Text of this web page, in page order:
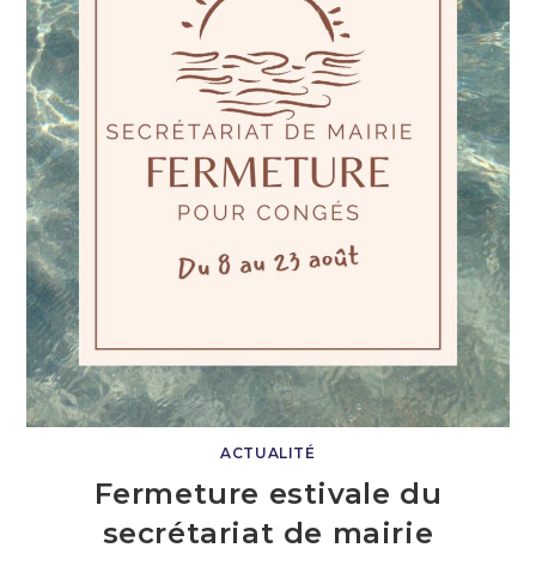
ACTUALITÉ
Fermeture estivale du
secrétariat de mairie